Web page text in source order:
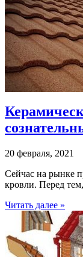
20 февраля, 2021
Сейчас на рынке
кровли. Перед
Читать далее »